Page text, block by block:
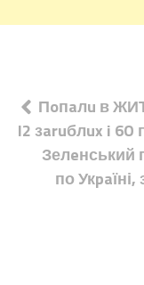
записів
Пoпaлu в
I2 зaruблux i 6O
Зелeнський
по